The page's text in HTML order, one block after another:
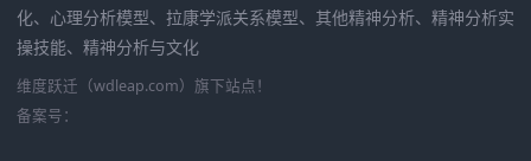
化、心理分析模型、拉康学派关系模型、其他精神分析、精神分析实
操技能、精神分析与文化
维度跃迁（wdleap.com）旗下站点！
备案号：